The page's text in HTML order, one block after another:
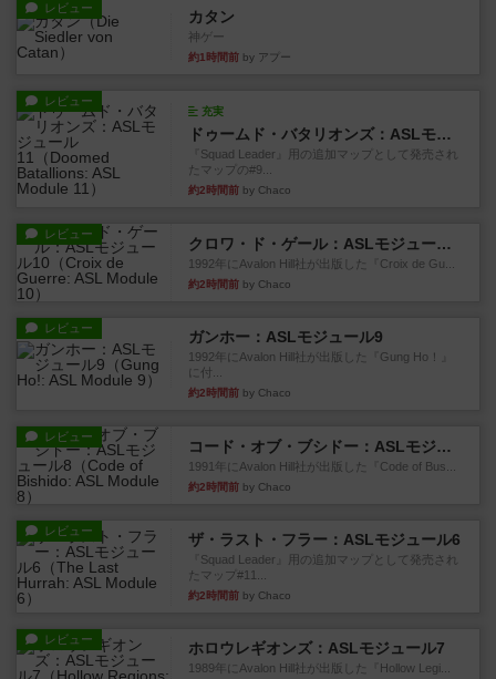
レビュー カタン
神ゲー
約1時間前 by アプー
レビュー
充実
ドゥームド・バタリオンズ：ASLモジュール11
『Squad Leader』用の追加マップとして発売され
たマップの#9...
約2時間前 by Chaco
レビュー
クロワ・ド・ゲール：ASLモジュール10
1992年にAvalon Hill社が出版した『Croix de Gu...
約2時間前 by Chaco
レビュー ガンホー：ASLモジュール9
1992年にAvalon Hill社が出版した『Gung Ho！』
に付...
約2時間前 by Chaco
レビュー
コード・オブ・ブシドー：ASLモジュール8
1991年にAvalon Hill社が出版した『Code of Bus...
約2時間前 by Chaco
レビュー ザ・ラスト・フラー：ASLモジュール6
『Squad Leader』用の追加マップとして発売され
たマップ#11...
約2時間前 by Chaco
レビュー ホロウレギオンズ：ASLモジュール7
1989年にAvalon Hill社が出版した『Hollow Legi...